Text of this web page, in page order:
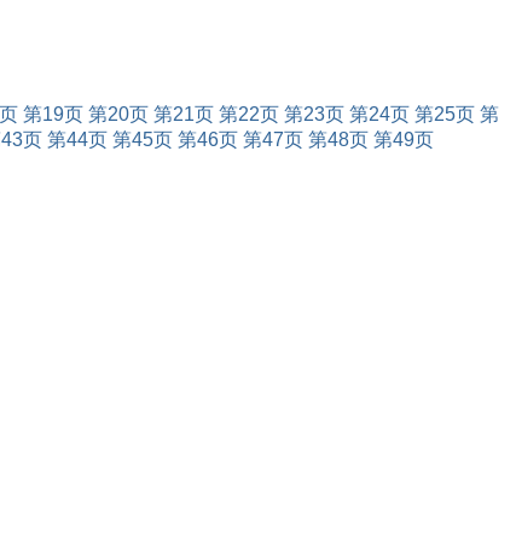
第19页 第20页 第21页 第22页 第23页 第24页 第25页 第
页 第44页 第45页 第46页 第47页 第48页 第49页